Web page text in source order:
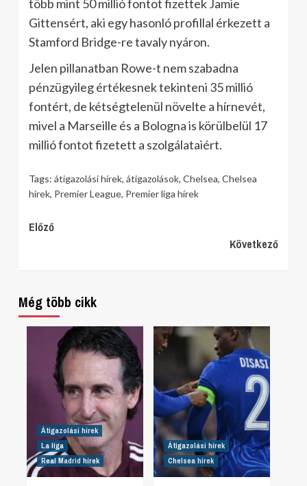
több mint 50 millió fontot fizettek Jamie
Gittensért, aki egy hasonló profillal érkezett a
Stamford Bridge-re tavaly nyáron.
Jelen pillanatban Rowe-t nem szabadna
pénzügyileg értékesnek tekinteni 35 millió
fontért, de kétségtelenül növelte a hírnevét,
mivel a Marseille és a Bologna is körülbelül 17
millió fontot fizetett a szolgálataiért.
Tags: átigazolási hírek, átigazolások, Chelsea, Chelsea
hírek, Premier League, Premier liga hírek
Continue
Előző
Következő
Még több cikk
Átigazolási hírek
La liga
Real Madrid hírek
Átigazolási hírek
Chelsea hírek